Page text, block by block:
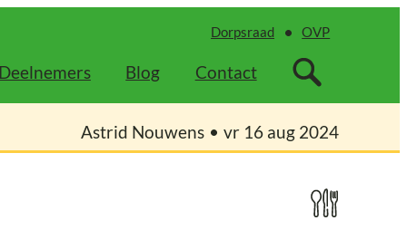
Dorpsraad OVP
Blog Contact
Astrid Nouwens vr 16 aug 2024